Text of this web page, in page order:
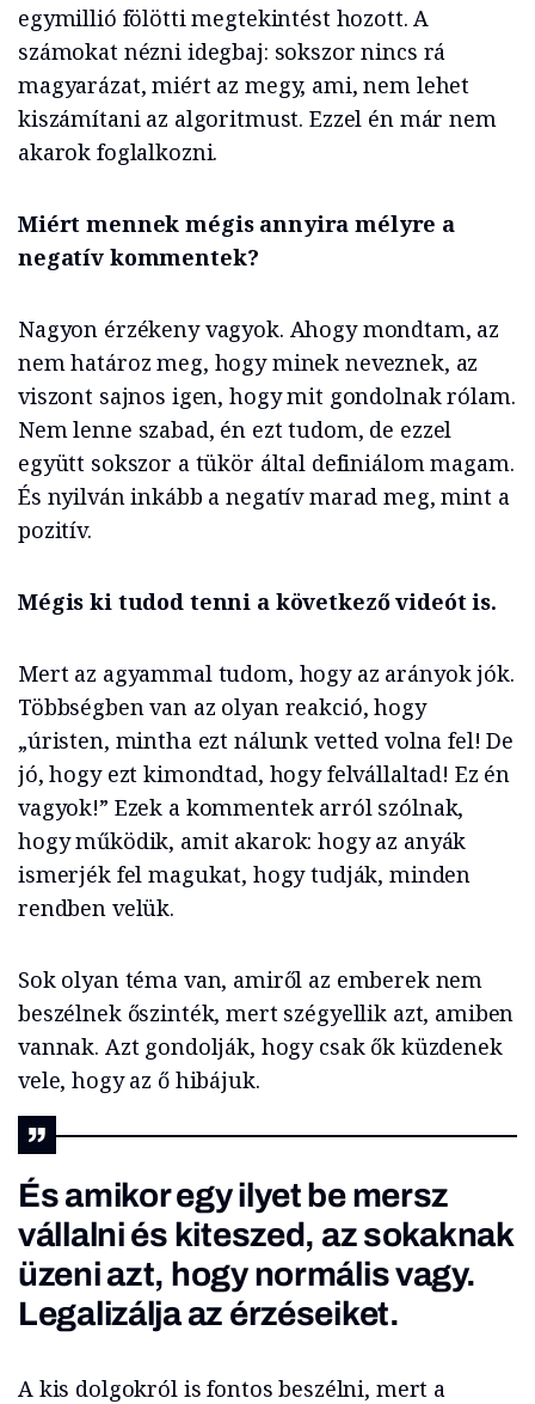
egymillió fölötti megtekintést hozott. A
számokat nézni idegbaj: sokszor nincs rá
magyarázat, miért az megy, ami, nem lehet
kiszámítani az algoritmust. Ezzel én már nem
akarok foglalkozni.
Miért mennek mégis annyira mélyre a
negatív kommentek?
Nagyon érzékeny vagyok. Ahogy mondtam, az
nem határoz meg, hogy minek neveznek, az
viszont sajnos igen, hogy mit gondolnak rólam.
Nem lenne szabad, én ezt tudom, de ezzel
együtt sokszor a tükör által definiálom magam.
És nyilván inkább a negatív marad meg, mint a
pozitív.
Mégis ki tudod tenni a következő videót is.
Mert az agyammal tudom, hogy az arányok jók.
Többségben van az olyan reakció, hogy
„úristen, mintha ezt nálunk vetted volna fel! De
jó, hogy ezt kimondtad, hogy felvállaltad! Ez én
vagyok!” Ezek a kommentek arról szólnak,
hogy működik, amit akarok: hogy az anyák
ismerjék fel magukat, hogy tudják, minden
rendben velük.
Sok olyan téma van, amiről az emberek nem
beszélnek őszinték, mert szégyellik azt, amiben
vannak. Azt gondolják, hogy csak ők küzdenek
vele, hogy az ő hibájuk.
És amikor egy ilyet be mersz
vállalni és kiteszed, az sokaknak
üzeni azt, hogy normális vagy.
Legalizálja az érzéseiket.
A kis dolgokról is fontos beszélni, mert a